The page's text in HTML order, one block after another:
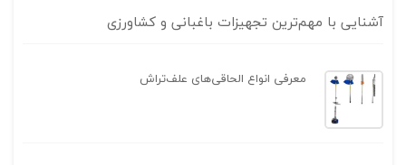
آشنایی با مهم‌ترین تجهیزات باغبانی و کشاورزی
معرفی انواع الحاقی‌های علف‌تراش